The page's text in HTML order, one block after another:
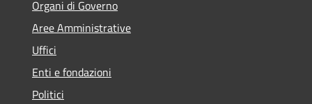
Organi di Governo
Aree Amministrative
Uffici
Enti e fondazioni
Politici